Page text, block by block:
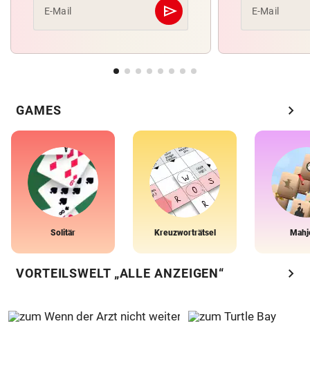
E-Mail send
Abschicken E-Mail
GAMES chevron_right
Solitär Kreuzworträtsel
VORTEILSWELT „ALLE ANZEIGEN“ chevron_right